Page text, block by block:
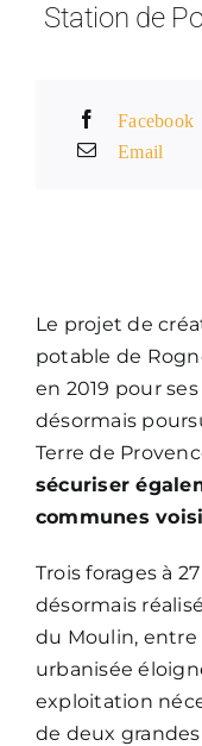
Mes Démarches
Station de
Facebook
Email
Le projet de
potable de
en 2019 pour
désormais
Terre de
sécuriser
communes
Trois forages à
désormais
du Moulin, entre
urbanisée
exploitation
de deux